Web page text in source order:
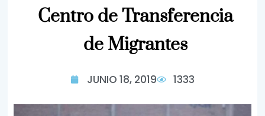
Centro de Transferencia
de Migrantes
JUNIO 18, 2019 1333